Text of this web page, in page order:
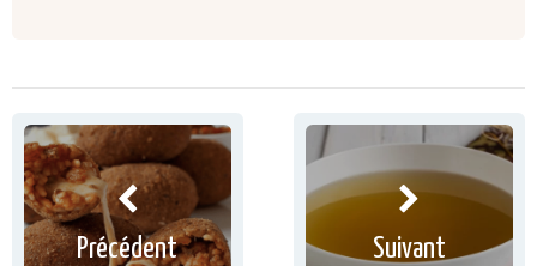
Précédent Suivant